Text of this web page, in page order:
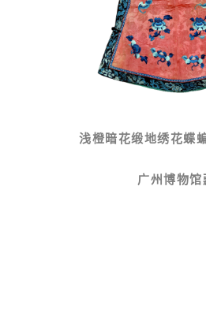
浅橙暗花缎地绣花蝶
广州博物馆